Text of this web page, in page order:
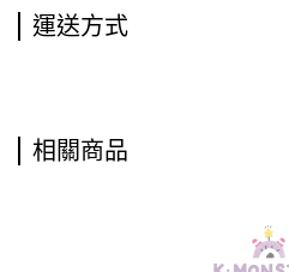
運送方式
相關商品